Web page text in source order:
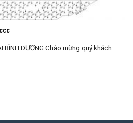
BÌNH DƯƠNG Chào mừng quý khách